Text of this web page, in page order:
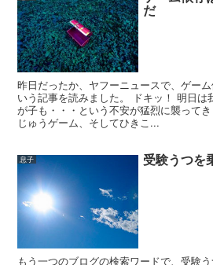
だ
昨日だったか、ヤフーニュースで、ゲー
いう記事を読みました。 ドキッ！ 明日は
が子も・・・という不安が猛烈に襲って
じゅうゲーム、そしてひきこ...
息子 受験うつを
もう一つのブログの検索ワードで、受験